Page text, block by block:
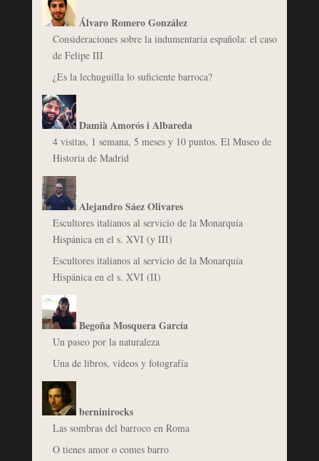
Álvaro Romero González
Consideraciones sobre la indumentaria española: el caso
de Felipe III
¿Es la lechuguilla lo suficiente barroca?
Damià Amorós i Albareda
4 visitas, 1 semana, 5 meses y 10 puntos. El Museo de
Historia de Madrid
Alejandro Sáez Olivares
Escultores italianos al servicio de la Monarquía
Hispánica en el s. XVI (y III)
Escultores italianos al servicio de la Monarquía
Hispánica en el s. XVI (II)
Begoña Mosquera García
Un paseo por la naturaleza
Una de libros, vídeos y fotografía
berninirocks
Las sombras del barroco en Roma
O tienes amor o comes barro